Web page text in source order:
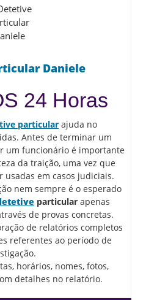
Daniele
24 Horas
particular ajuda no
Antes de terminar um
um funcionário é importante
da traição, uma vez que
usadas em casos judiciais.
nem sempre é o esperado
particular apenas
de provas concretas.
de relatórios completos
referentes ao período de
horários, nomes, fotos,
detalhes no relatório.